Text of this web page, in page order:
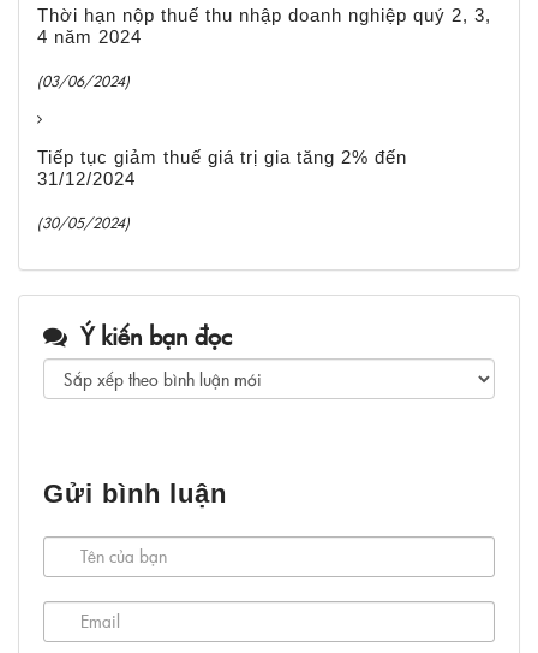
Thời hạn nộp thuế thu nhập doanh nghiệp quý 2, 3,
4 năm 2024
(03/06/2024)
Tiếp tục giảm thuế giá trị gia tăng 2% đến
31/12/2024
(30/05/2024)
Ý kiến bạn đọc
Gửi bình luận